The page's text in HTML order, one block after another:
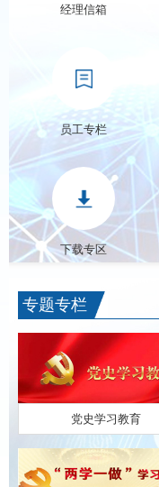
经理信箱
员工专栏
下载专区
专题专栏
党史学习教育